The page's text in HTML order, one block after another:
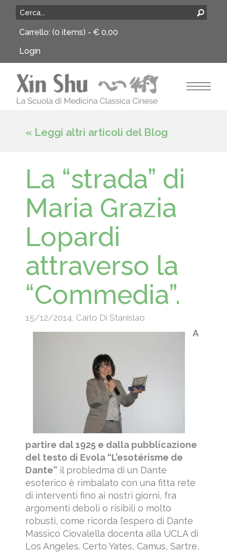
Carrello: (0 items) - € 0,00
Login
« Leggi altri articoli del Blog
La “strada” di
Maria Grazia
Lopardi
attraverso la
“Commedia”.
15/12/2014, Carlo Di Stanislao
A
partire dal 1925 e dalla pubblicazione
del testo di Evola “L’esotérisme de
Dante” il probledma di un Dante
esoterico è rimbalato con una fitta rete
di interventi fino ai nostri giorni, fra
argomenti deboli o risibili o molto
robusti, come ricorda l’espero di Dante
Massico Ciovalella docenta alla UCLA di
Los Angeles. Certo Yates, Camus, Sartre,